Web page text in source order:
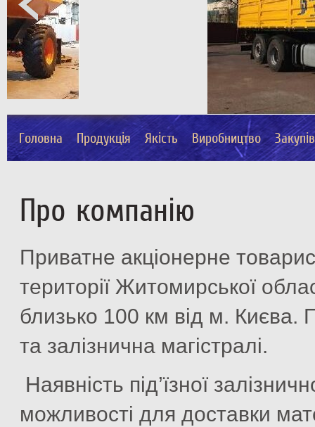
Головна Продукція Якість Виробництво
Про компанію
Приватне акціонерне
території Житомирської
близько 100 км від м. Києва.
та залізнична магістралі.
Наявність під’їзної
можливості для доставки